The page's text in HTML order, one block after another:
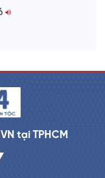
tại TPHCM